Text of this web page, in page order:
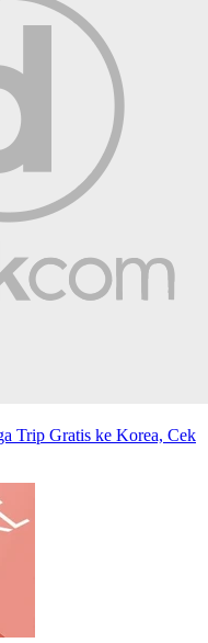
Trip Gratis ke Korea, Cek